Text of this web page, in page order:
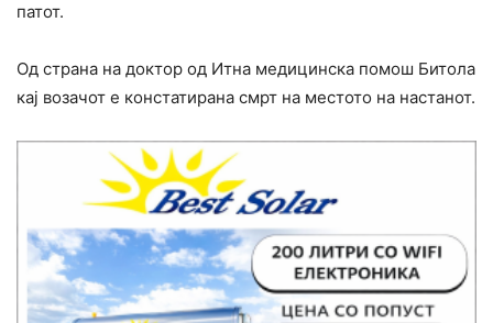
патот.
Од страна на доктор од Итна медицинска помош Битола
кај возачот е констатирана смрт на местото на настанот.